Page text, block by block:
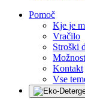
Pomoč
Kje je
Vračilo
Stroški
Kontakt
Vse